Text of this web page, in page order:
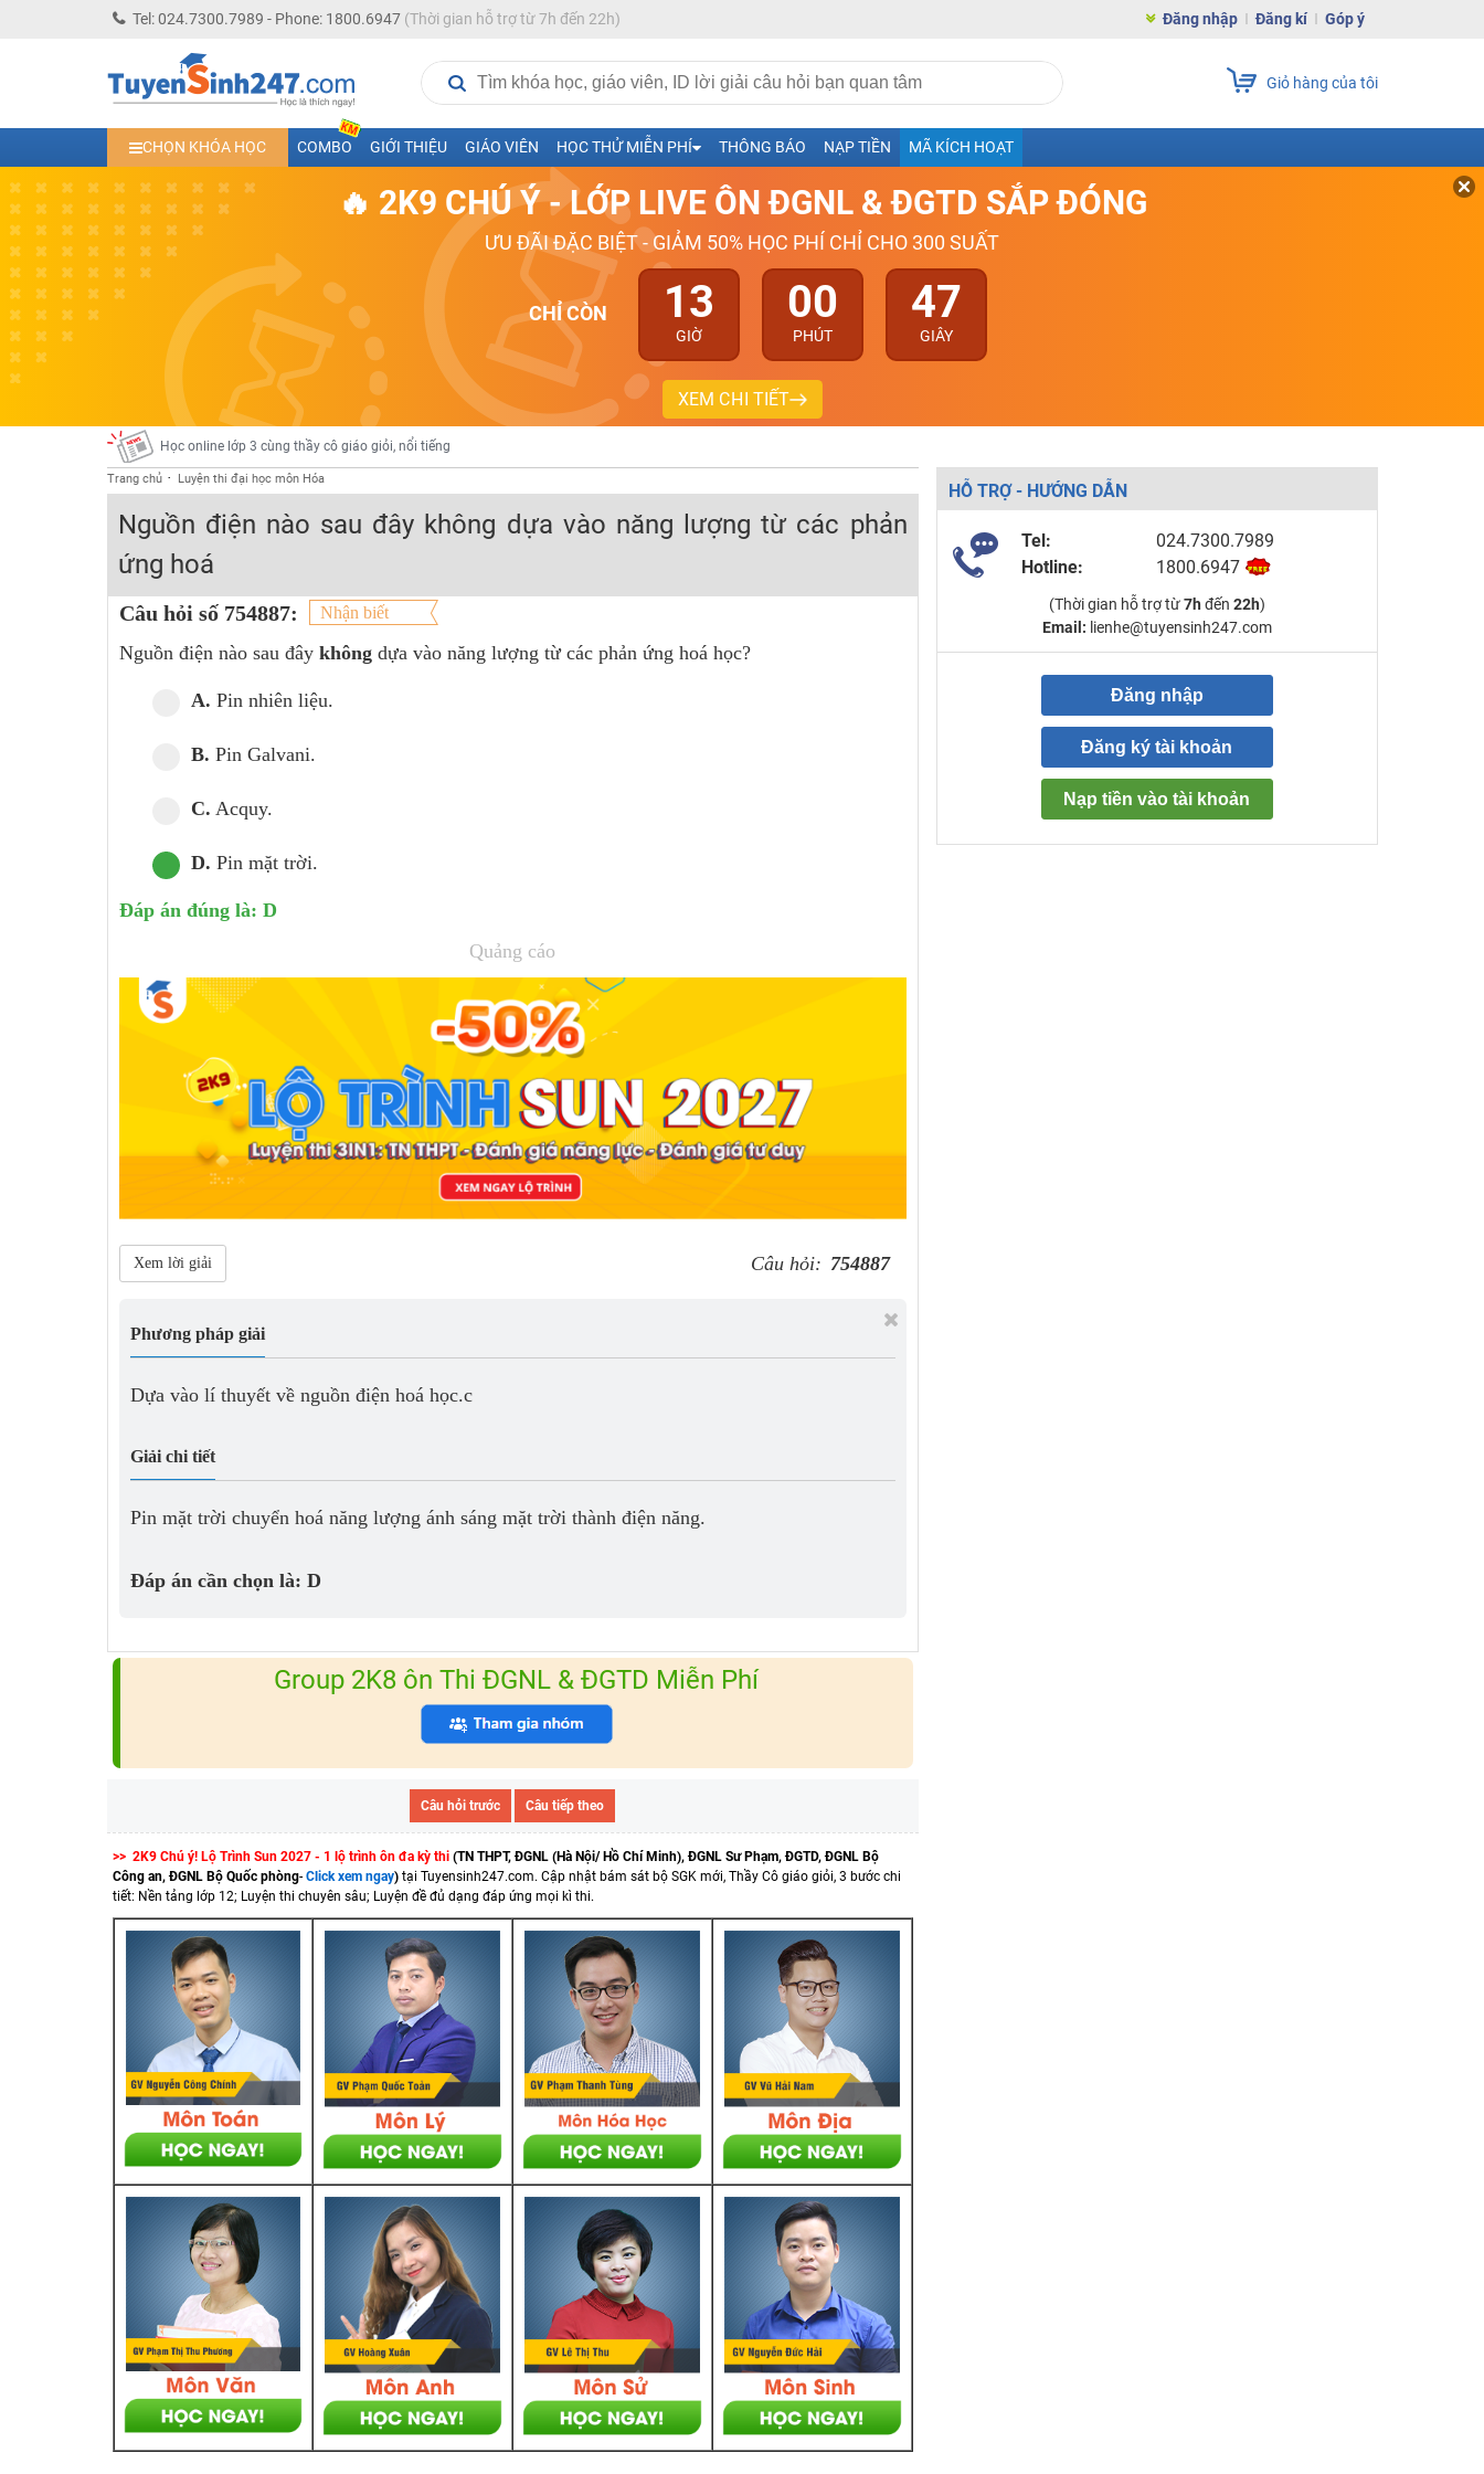
Tel: 024.7300.7989 - Phone: 1800.6947(Thời gian hỗ trợ từ 7h đến 22h) Đăng nhập Đăng kí Góp ý
Giỏ hàng của tôi
CHỌN KHÓA HỌC COMBO GIỚI THIỆU GIÁO VIÊN HỌC THỬ MIỄN PHÍ THÔNG BÁO NẠP TIỀN MÃ KÍCH HOẠT
🔥 2K9 CHÚ Ý - LỚP LIVE ÔN ĐGNL & ĐGTD SẮP ĐÓNG
ƯU ĐÃI ĐẶC BIỆT - GIẢM 50% HỌC PHÍ CHỈ CHO 300 SUẤT
CHỈ CÒN 13
GIỜ
00
PHÚT
46
GIÂY
XEM CHI TIẾT
Học trực tuyến lớp 10 các môn Toán - Lý - Hóa - Văn - Anh- Sinh-Sử-Địa cùng Thầy Cô giỏi, nổi tiếng
Học online trực tuyến cấp Tiểu học và THCS năm học 2026-2027
Học online lớp 5 cùng thầy cô giáo giỏi, nổi tiếng
Học online lớp 7 cùng thầy cô giáo giỏi
Học online lớp 6 cùng thầy cô giỏi, nổi tiếng
Học online lớp 8 cùng thầy cô giáo giỏi
2K13! Bứt Phá Lớp 5 Năm Học 2023 - 2024
Học online lớp 4 cùng thầy cô giáo giỏi, nổi tiếng
Học online lớp 3 cùng thầy cô giáo giỏi, nổi tiếng
Học online lớp 2 với thầy cô giáo giỏi, nổi tiếng
2K6! Lộ Trình Sun 2024 - Ba bước luyện thi TN THPT - ĐH ít nhất 25 điểm
Khuyến Mãi Khoá Học 1K Chỉ Từ 11-13/09/2024
Đồng giá khóa học 499K - 399K (13/11-15/11)
Khai giảng các khóa lớp 9 Toán - Lý - Hóa - Văn - Anh năm 2018
Trang chủ Luyện thi đại học môn Hóa
Nguồn điện nào sau đây không dựa vào năng lượng từ các phản
ứng hoá
Câu hỏi số 754887: Nhận biết
Nguồn điện nào sau đây không dựa vào năng lượng từ các phản ứng hoá học?
A. Pin nhiên liệu.
B. Pin Galvani.
C. Acquy.
D. Pin mặt trời.
Đáp án đúng là: D
Quảng cáo
Xem lời giải Câu hỏi: 754887
Phương pháp giải
Dựa vào lí thuyết về nguồn điện hoá học.c
Giải chi tiết
Pin mặt trời chuyển hoá năng lượng ánh sáng mặt trời thành điện năng.
Đáp án cần chọn là: D
Group 2K8 ôn Thi ĐGNL & ĐGTD Miễn Phí
Câu hỏi trước Câu tiếp theo
>> 2K9 Chú ý! Lộ Trình Sun 2027 - 1 lộ trình ôn đa kỳ thi (TN THPT, ĐGNL (Hà Nội/ Hồ Chí Minh), ĐGNL Sư Phạm, ĐGTD, ĐGNL Bộ
Công an, ĐGNL Bộ Quốc phòng- Click xem ngay)tại Tuyensinh247.com. Cập nhật bám sát bộ SGK mới, Thầy Cô giáo giỏi, 3 bước chi
tiết: Nền tảng lớp 12; Luyện thi chuyên sâu; Luyện đề đủ dạng đáp ứng mọi kì thi.
HỖ TRỢ - HƯỚNG DẪN
Tel:
024.7300.7989
Hotline:
1800.6947
(Thời gian hỗ trợ từ7h đến 22h)
Email: lienhe@tuyensinh247.com
Đăng nhập
Đăng ký tài khoản
Nạp tiền vào tài khoản